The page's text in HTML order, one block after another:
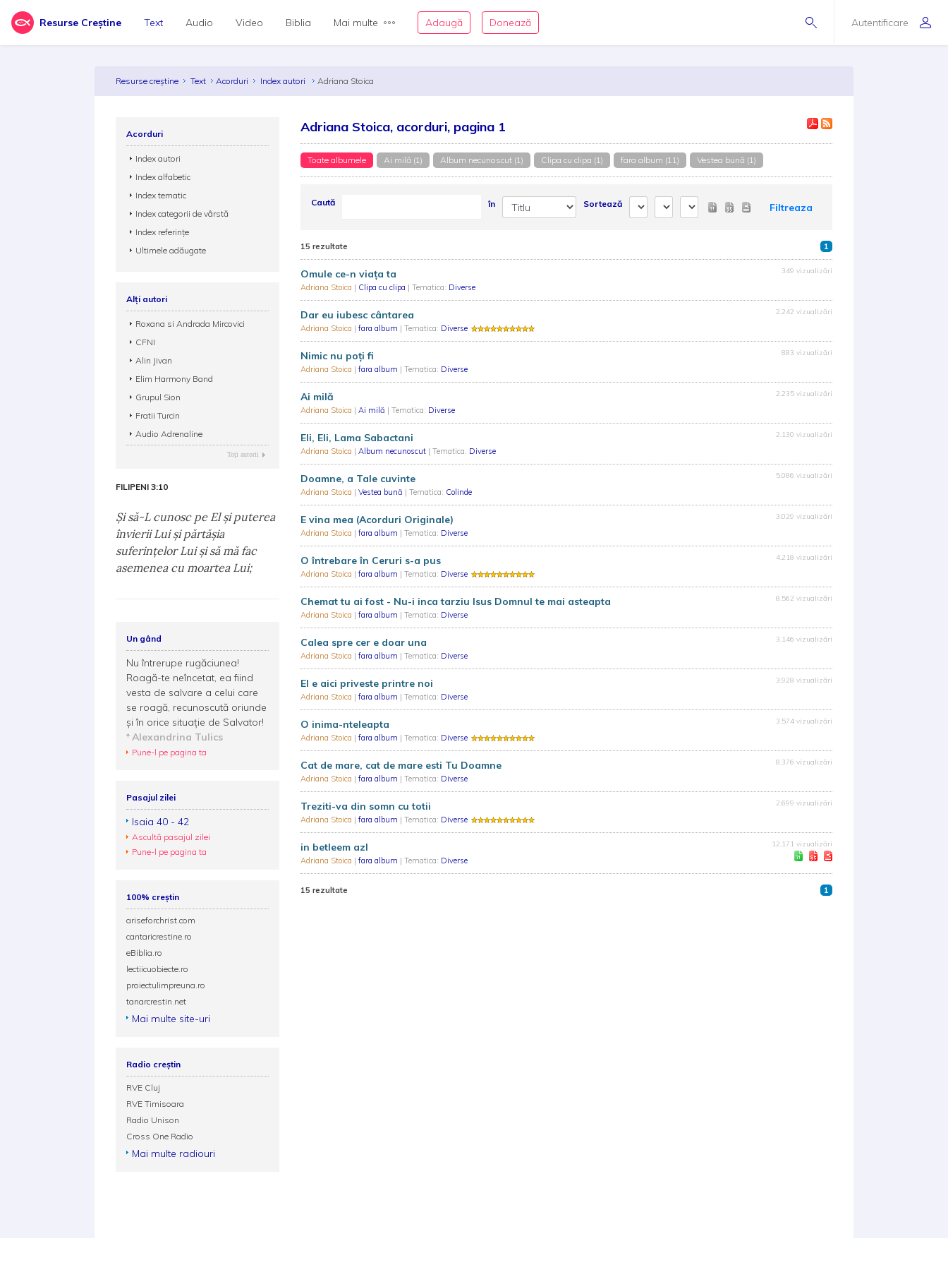
Resurse Creștine Autentificare
Text Audio Video Biblia Mai multe Adaugă Donează
Resurse creștine Text Acorduri Index autori Adriana Stoica
Adriana Stoica, acorduri, pagina 1
Toate albumele Ai milă (1) Album necunoscut (1) Clipa cu clipa (1) fara album (11) Vestea bună (1)
Caută în Sortează Filtreaza
15 rezultate 1
Omule ce-n viaţa ta
Adriana Stoica | Clipa cu clipa | Tematica: Diverse
349 vizualizări
Dar eu iubesc cântarea
Adriana Stoica | fara album | Tematica: Diverse
2.242 vizualizări
Nimic nu poți fi
Adriana Stoica | fara album | Tematica: Diverse
883 vizualizări
Ai milă
Adriana Stoica | Ai milă | Tematica: Diverse
2.235 vizualizări
Eli, Eli, Lama Sabactani
Adriana Stoica | Album necunoscut | Tematica: Diverse
2.130 vizualizări
Doamne, a Tale cuvinte
Adriana Stoica | Vestea bună | Tematica: Colinde
5.086 vizualizări
E vina mea (Acorduri Originale)
Adriana Stoica | fara album | Tematica: Diverse
3.029 vizualizări
O întrebare în Ceruri s-a pus
Adriana Stoica | fara album | Tematica: Diverse
4.218 vizualizări
Chemat tu ai fost - Nu-i inca tarziu Isus Domnul te mai asteapta
Adriana Stoica | fara album | Tematica: Diverse
8.562 vizualizări
Calea spre cer e doar una
Adriana Stoica | fara album | Tematica: Diverse
3.146 vizualizări
El e aici priveste printre noi
Adriana Stoica | fara album | Tematica: Diverse
3.928 vizualizări
O inima-nteleapta
Adriana Stoica | fara album | Tematica: Diverse
3.574 vizualizări
Cat de mare, cat de mare esti Tu Doamne
Adriana Stoica | fara album | Tematica: Diverse
8.376 vizualizări
Treziti-va din somn cu totii
Adriana Stoica | fara album | Tematica: Diverse
2.699 vizualizări
in betleem azI
Adriana Stoica | fara album | Tematica: Diverse
12.171 vizualizări
15 rezultate 1
Acorduri
Index autori
Index alfabetic
Index tematic
Index categorii de vârstă
Index referințe
Ultimele adăugate
Alți autori
Roxana si Andrada Mircovici
CFNI
Alin Jivan
Elim Harmony Band
Grupul Sion
Fratii Turcin
Audio Adrenaline
Toţi autorii
FILIPENI 3:10
Şi să-L cunosc pe El şi puterea
învierii Lui şi părtăşia
suferinţelor Lui şi să mă fac
asemenea cu moartea Lui;
Un gând
Nu întrerupe rugăciunea!
Roagă-te neîncetat, ea fiind
vesta de salvare a celui care
se roagă, recunoscută oriunde
și în orice situație de Salvator!
Alexandrina Tulics
Pune-l pe pagina ta
Pasajul zilei
Isaia 40 - 42
Ascultă pasajul zilei
Pune-l pe pagina ta
100% creștin
ariseforchrist.com
cantaricrestine.ro
eBiblia.ro
lectiicuobiecte.ro
proiectulimpreuna.ro
tanarcrestin.net
Mai multe site-uri
Radio creștin
RVE Cluj
RVE Timisoara
Radio Unison
Cross One Radio
Mai multe radiouri